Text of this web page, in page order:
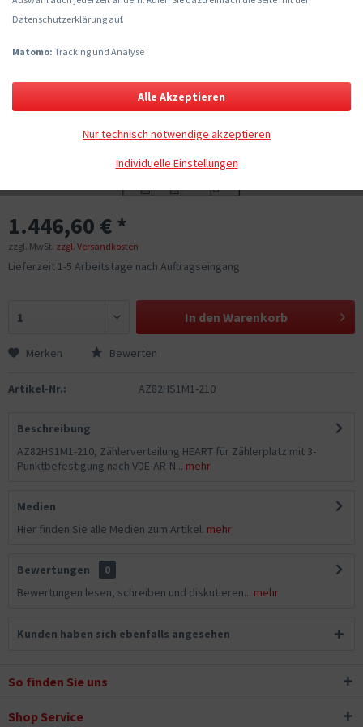
1.446,60 € *
zzgl. MwSt. zzgl. Versandkosten
Lieferzeit 1-5 Arbeitstage nach Auftragseingang
In den Warenkorb
Merken Bewerten
Artikel-Nr.: AZ82HS1M1-210
Beschreibung
AZ82HS1M1-210, Zählerverteilung HEART für Zählerplatz mit 3-
Punktbefestigung nach VDE-AR-N... mehr
Medien
Hier finden Sie alle Medien zum Artikel. mehr
Bewertungen
0
Bewertungen lesen, schreiben und diskutieren... mehr
Kunden haben sich ebenfalls angesehen
So finden Sie uns
Shop Service
Datenschutzerklärung auf.
Matomo: Tracking und Analyse
Individuelle Einstellungen
Nur technisch notwendige akzeptieren
Alle Akzeptieren